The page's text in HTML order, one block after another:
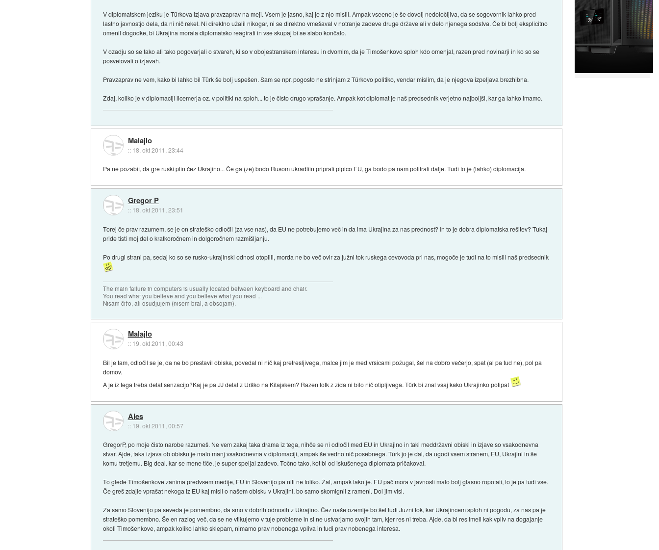
V diplomatskem jeziku je Türkova izjava pravzaprav na meji. Vsem je jasno, kaj je z njo mislil. Ampak vseeno je še dovolj nedoločljiva, da se sogovornik lahko pred
lastno javnostjo dela, da ni nič rekel. Ni direktno užalil nikogar, ni se direktno vmešaval v notranje zadeve druge države ali v delo njenega sodstva. Če bi bolj eksplicitno
omenil dogodke, bi Ukrajina morala diplomatsko reagirati in vse skupaj bi se slabo končalo.
V ozadju so se tako ali tako pogovarjali o stvareh, ki so v obojestranskem interesu in dvomim, da je Timošenkovo sploh kdo omenjal, razen pred novinarji in ko so se
posvetovali o izjavah.
Pravzaprav ne vem, kako bi lahko bil Türk še bolj uspešen. Sam se npr. pogosto ne strinjam z Türkovo politiko, vendar mislim, da je njegova izpeljava brezhibna.
Zdaj, koliko je v diplomaciji licemerja oz. v politiki na sploh... to je čisto drugo vprašanje. Ampak kot diplomat je naš predsednik verjetno najboljši, kar ga lahko imamo.
Malajlo
:: 18. okt 2011, 23:44
Pa ne pozabit, da gre ruski plin čez Ukrajino... Če ga (že) bodo Rusom ukradliin priprali pipico EU, ga bodo pa nam polifrali dalje. Tudi to je (lahko) diplomacija.
Gregor P
:: 18. okt 2011, 23:51
Torej če prav razumem, se je on strateško odločil (za vse nas), da EU ne potrebujemo več in da ima Ukrajina za nas prednost? In to je dobra diplomatska rešitev? Tukaj
pride tisti moj del o kratkoročnem in dolgoročnem razmišljanju.
Po drugi strani pa, sedaj ko so se rusko-ukrajinski odnosi otoplili, morda ne bo več ovir za južni tok ruskega cevovoda pri nas, mogoče je tudi na to mislil naš predsednik
The main failure in computers is usually located between keyboard and chair.
You read what you believe and you believe what you read ...
Nisam čit'o, ali osudjujem (nisem bral, a obsojam).
Malajlo
:: 19. okt 2011, 00:43
Bil je tam, odločil se je, da ne bo prestavil obiska, povedal ni nič kaj pretresljivega, malce jim je med vrsicami požugal, šel na dobro večerjo, spat (al pa tud ne), pol pa
domov.
A je iz tega treba delat senzacijo?Kaj je pa JJ delal z Urško na Kitajskem? Razen fotk z zida ni bilo nič otipljivega. Tűrk bi znal vsaj kako Ukrajinko potipat
Ales
:: 19. okt 2011, 00:57
GregorP, po moje čisto narobe razumeš. Ne vem zakaj taka drama iz tega, nihče se ni odločil med EU in Ukrajino in taki meddržavni obiski in izjave so vsakodnevna
stvar. Ajde, taka izjava ob obisku je malo manj vsakodnevna v diplomaciji, ampak še vedno nič posebnega. Türk jo je dal, da ugodi vsem stranem, EU, Ukrajini in še
komu tretjemu. Big deal. kar se mene tiče, je super speljal zadevo. Točno tako, kot bi od iskušenega diplomata pričakoval.
To glede Timošenkove zanima predvsem medije, EU in Slovenijo pa niti ne toliko. Žal, ampak tako je. EU pač mora v javnosti malo bolj glasno ropotati, to je pa tudi vse.
Če greš zdajle vprašat nekoga iz EU kaj misli o našem obisku v Ukrajini, bo samo skomignil z rameni. Dol jim visi.
Za samo Slovenijo pa seveda je pomembno, da smo v dobrih odnosih z Ukrajino. Čez naše ozemlje bo šel tudi Južni tok, kar Ukrajincem sploh ni pogodu, za nas pa je
strateško pomembno. Še en razlog več, da se ne vtikujemo v tuje probleme in si ne ustvarjamo svojih tam, kjer res ni treba. Ajde, da bi res imeli kak vpliv na dogajanje
okoli Timošenkove, ampak koliko lahko sklepam, nimamo prav nobenega vpliva in tudi prav nobenega interesa.